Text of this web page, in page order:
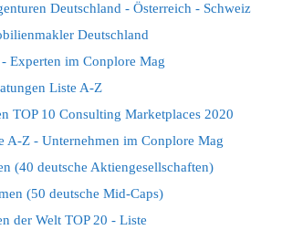
Deutschland - Österreich - Schweiz
Deutschland
Experten im Conplore Mag
Liste A-Z
TOP 10 Consulting Marketplaces 2020
A-Z - Unternehmen im Conplore Mag
(40 deutsche Aktiengesellschaften)
(50 deutsche Mid-Caps)
der Welt TOP 20 - Liste